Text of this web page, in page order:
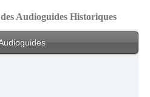
Audioguides Historiques